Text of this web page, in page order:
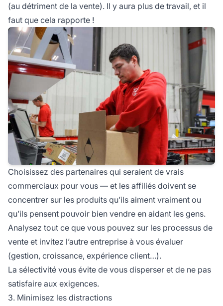
(au détriment de la vente). Il y aura plus de travail, et il
faut que cela rapporte !
Choisissez des partenaires qui seraient de vrais
commerciaux pour vous — et les affiliés doivent se
concentrer sur les produits qu’ils aiment vraiment ou
qu’ils pensent pouvoir bien vendre en aidant les gens.
Analysez tout ce que vous pouvez sur les processus de
vente et invitez l’autre entreprise à vous évaluer
(gestion, croissance, expérience client…).
La sélectivité vous évite de vous disperser et de ne pas
satisfaire aux exigences.
3. Minimisez les distractions